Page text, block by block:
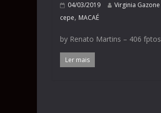
04/03/2019 Virginia Gazone
cepe, MACAÉ
by Renato Martins – 406 fptos
Ler mais